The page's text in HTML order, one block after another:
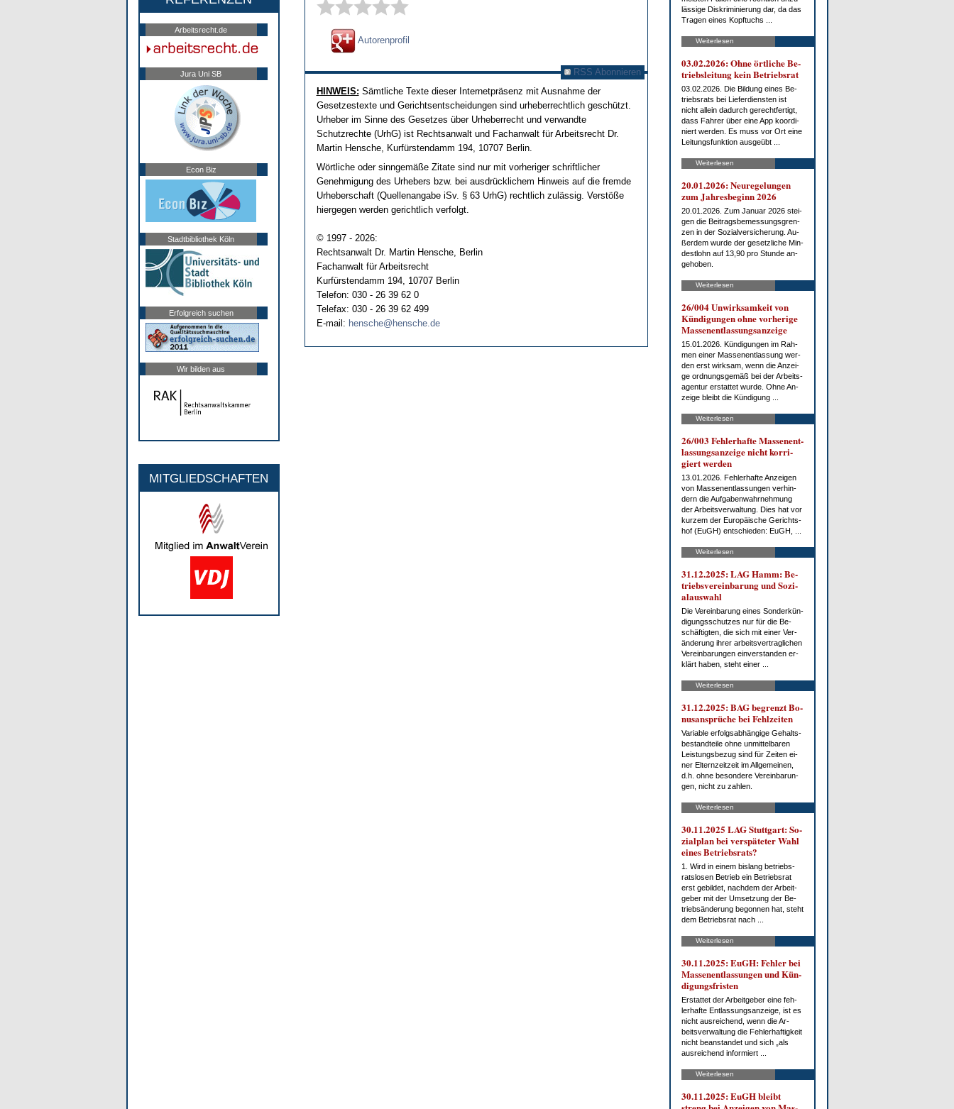
Arbeitsrecht.de
Jura Uni SB
Econ Biz
Stadtbibliothek Köln
Erfolgreich suchen
Wir bilden aus
MITGLIEDSCHAFTEN
Autorenprofil
RSS Abonnieren
HINWEIS: Sämtliche Texte dieser Internetpräsenz mit Ausnahme der
Gesetzestexte und Gerichtsentscheidungen sind urheberrechtlich geschützt.
Urheber im Sinne des Gesetzes über Urheberrecht und verwandte
Schutzrechte (UrhG) ist Rechtsanwalt und Fachanwalt für Arbeitsrecht Dr.
Martin Hensche, Kurfürstendamm 194, 10707 Berlin.
Wörtliche oder sinngemäße Zitate sind nur mit vorheriger schriftlicher
Genehmigung des Urhebers bzw. bei ausdrücklichem Hinweis auf die fremde
Urheberschaft (Quellenangabe iSv. § 63 UrhG) rechtlich zulässig. Verstöße
hiergegen werden gerichtlich verfolgt.
© 1997 - 2026:
Rechtsanwalt Dr. Martin Hensche, Berlin
Fachanwalt für Arbeitsrecht
Kurfürstendamm 194, 10707 Berlin
Telefon: 030 - 26 39 62 0
Telefax: 030 - 26 39 62 499
E-mail: hensche@hensche.de
läs­si­ge Dis­kri­mi­nie­rung dar, da das
Tra­gen ei­nes Kopf­tuchs ...
Weiterlesen
03.02.2026: Oh­ne ört­li­che Be­
triebs­lei­tung kein Be­triebs­rat
03.02.2026. Die Bil­dung ei­nes Be­
triebs­rats bei Lie­fer­diens­ten ist
nicht al­lein da­durch ge­recht­fer­tigt,
dass Fah­rer über ei­ne App ko­or­di­
niert wer­den. Es muss vor Ort ei­ne
Lei­tungs­funk­ti­on aus­ge­übt ...
Weiterlesen
20.01.2026: Neu­re­ge­lun­gen
zum Jah­res­be­ginn 2026
20.01.2026. Zum Ja­nu­ar 2026 stei­
gen die Bei­trags­be­mes­sungs­gren­
zen in der So­zi­al­ver­si­che­rung. Au­
ßer­dem wur­de der ge­setz­li­che Min­
dest­lohn auf 13,90 pro St­un­de an­
ge­ho­ben.
Weiterlesen
26/004 Un­wirk­sam­keit von
Kün­di­gun­gen oh­ne vor­he­ri­ge
Mas­sen­ent­las­sungs­an­zei­ge
15.01.2026. Kün­di­gun­gen im Rah­
men ei­ner Mas­sen­ent­las­sung wer­
den erst wirk­sam, wenn die An­zei­
ge ord­nungs­ge­mäß bei der Ar­beits­
agen­tur er­stat­tet wur­de. Oh­ne An­
zei­ge bleibt die Kün­di­gung ...
Weiterlesen
26/003 Feh­ler­haf­te Mas­sen­ent­
las­sungs­an­zei­ge nicht kor­ri­
giert wer­den
13.01.2026. Feh­ler­haf­te An­zei­gen
von Mas­sen­ent­las­sun­gen ver­hin­
dern die Auf­ga­ben­wahr­neh­mung
der Ar­beits­ver­wal­tung. Dies hat vor
kur­zem der Eu­ro­päi­sche Ge­richts­
hof (EuGH) ent­schie­den: EuGH, ...
Weiterlesen
31.12.2025: LAG Hamm: Be­
triebs­ver­ein­ba­rung und So­zi­
al­aus­wahl
Die Ver­ein­ba­rung ei­nes Son­der­kün­
di­gungs­schut­zes nur für die Be­
schäf­tig­ten, die sich mit ei­ner Ver­
än­de­rung ih­rer ar­beits­ver­trag­li­chen
Ver­ein­ba­run­gen ein­ver­stan­den er­
klärt ha­ben, steht ei­ner ...
Weiterlesen
31.12.2025: BAG be­grenzt Bo­
nus­an­sprü­che bei Fehl­zei­ten
Va­ria­ble er­folgs­ab­hän­gi­ge Ge­halts­
be­stand­tei­le oh­ne un­mit­tel­ba­ren
Leis­tungs­be­zug sind für Zei­ten ei­
ner El­tern­zeit­zeit im All­ge­mei­nen,
d.h. oh­ne be­son­de­re Ver­ein­ba­run­
gen, nicht zu zah­len.
Weiterlesen
30.11.2025 LAG Stutt­gart: So­
zi­al­plan bei ver­spä­te­ter Wahl
ei­nes Be­triebs­rats?
1. Wird in ei­nem bis­lang be­triebs­
rats­lo­sen Be­trieb ein Be­triebs­rat
erst ge­bil­det, nach­dem der Ar­beit­
ge­ber mit der Um­set­zung der Be­
trieb­s­än­de­rung be­gon­nen hat, steht
dem Be­triebs­rat nach ...
Weiterlesen
30.11.2025: EuGH: Feh­ler bei
Mas­sen­ent­las­sun­gen und Kün­
di­gungs­fris­ten
Er­stat­tet der Ar­beit­ge­ber ei­ne feh­
ler­haf­te Ent­las­sungs­an­zei­ge, ist es
nicht aus­rei­chend, wenn die Ar­
beits­ver­wal­tung die Feh­ler­haf­tig­keit
nicht be­an­stan­det und sich „als
aus­rei­chend in­for­miert ...
Weiterlesen
30.11.2025: EuGH bleibt